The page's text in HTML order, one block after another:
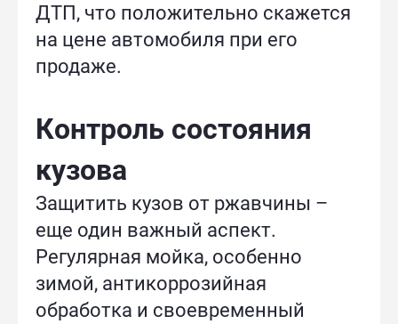
ДТП, что положительно скажется
на цене автомобиля при его
продаже.
Контроль состояния
кузова
Защитить кузов от ржавчины –
еще один важный аспект.
Регулярная мойка, особенно
зимой, антикоррозийная
обработка и своевременный